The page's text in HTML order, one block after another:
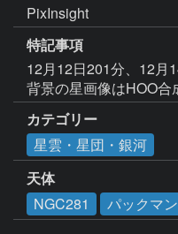
PixInsight
特記事項
12月12日201分、12月
背景の星画像はHOO合
カテゴリー
星雲・星団・銀河
天体
NGC281
パックマ